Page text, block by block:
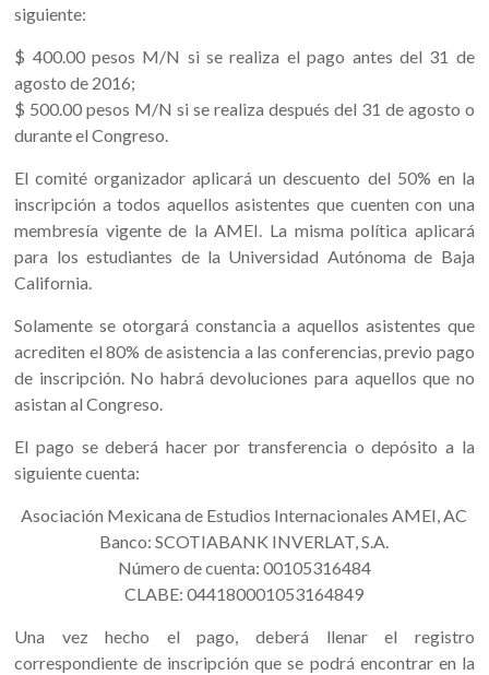
siguiente:
$ 400.00 pesos M/N si se realiza el pago antes del 31 de
agosto de 2016;
$ 500.00 pesos M/N si se realiza después del 31 de agosto o
durante el Congreso.
El comité organizador aplicará un descuento del 50% en la
inscripción a todos aquellos asistentes que cuenten con una
membresía vigente de la AMEI. La misma política aplicará
para los estudiantes de la Universidad Autónoma de Baja
California.
Solamente se otorgará constancia a aquellos asistentes que
acrediten el 80% de asistencia a las conferencias, previo pago
de inscripción. No habrá devoluciones para aquellos que no
asistan al Congreso.
El pago se deberá hacer por transferencia o depósito a la
siguiente cuenta:
Asociación Mexicana de Estudios Internacionales AMEI, AC
Banco: SCOTIABANK INVERLAT, S.A.
Número de cuenta: 00105316484
CLABE: 044180001053164849
Una vez hecho el pago, deberá llenar el registro
correspondiente de inscripción que se podrá encontrar en la